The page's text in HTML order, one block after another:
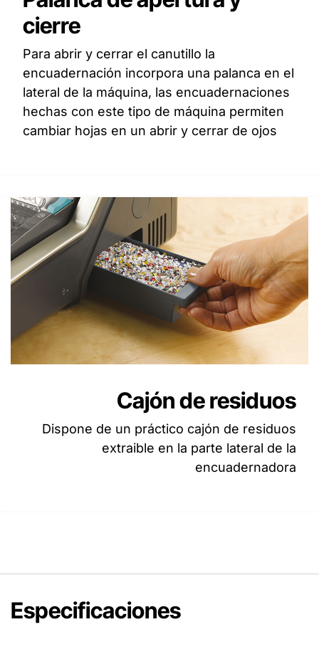
cierre
Para abrir y cerrar el canutillo la
encuadernación incorpora una palanca en el
lateral de la máquina, las encuadernaciones
hechas con este tipo de máquina permiten
cambiar hojas en un abrir y cerrar de ojos
Cajón de residuos
Dispone de un práctico cajón de residuos
extraible en la parte lateral de la
encuadernadora
Especificaciones